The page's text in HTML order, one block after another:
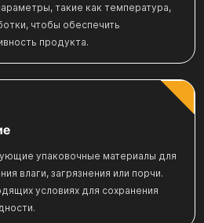
такие как температура,
чтобы обеспечить
продукта.
упаковочные материалы для
влаги, загрязнения или порчи.
условиях для сохранения